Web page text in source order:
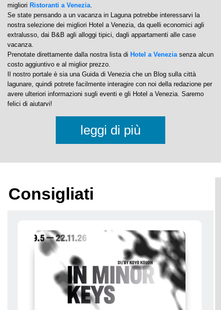
Oltre agliEventi a Veneziapotrete trovare anche approfondimenti sui
Musei e i Palazzi da visitare, sulle Mostre e gli spettacoli, sui trasporti e
su dove mangiare in città: abbiamo anche una lista dei
miglioriRistoranti a Venezia.
Se state pensando a un vacanza in Laguna potrebbe interessarvi la
nostra selezione dei migliori Hotel a Venezia, da quelli economici agli
extralusso, dai B&B agli alloggi tipici, dagli appartamenti alle case
vacanza.
Prenotate direttamente dalla nostra lista diHotel a Veneziasenza alcun
costo aggiuntivo e al miglior prezzo.
Il nostro portale è sia una Guida di Venezia che un Blog sulla città
leggi di più